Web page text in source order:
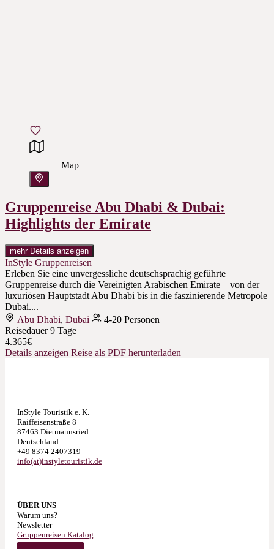
Map
Gruppenreise Abu Dhabi & Dubai:
Highlights der Emirate
mehr Details anzeigen
InStyle Gruppenreisen
Erleben Sie eine unvergessliche deutschsprachig geführte
Gruppenreise durch die Vereinigten Arabischen Emirate – von der
luxuriösen Hauptstadt Abu Dhabi bis in die faszinierende Metropole
Dubai....
Abu Dhabi, Dubai
4-20 Personen
Reisedauer9 Tage
4.365€
Details anzeigen Reise als PDF herunterladen
InStyle Touristik e. K.
Raiffeisenstraße 8
87463 Dietmannsried
Deutschland
+49 8374 2407319
info(at)instyletouristik.de
ÜBER UNS
Warum uns?
Newsletter
Gruppenreisen Katalog